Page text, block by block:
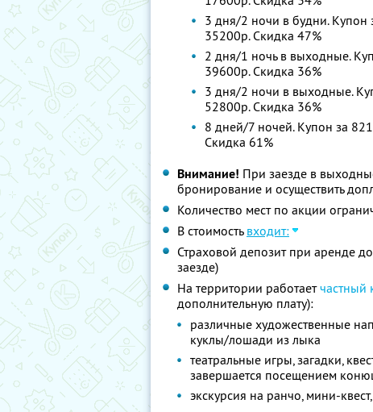
3 дня/2 ночи в будни. Купон
35200р. Скидка 47%
2 дня/1 ночь в выходные.
39600р. Скидка 36%
3 дня/2 ночи в выходные.
52800р. Скидка 36%
8 дней/7 ночей. Купон за
Скидка 61%
Внимание! При заезде в
бронирование и осуществить
Количество мест по акции
В стоимость входит:
Страховой депозит при аренде
заезде)
На территории работаетчастный
дополнительную плату):
различные художественные
куклы/лошади из лыка
театральные игры, загадки,
завершается посещением
экскурсия на ранчо, мини-